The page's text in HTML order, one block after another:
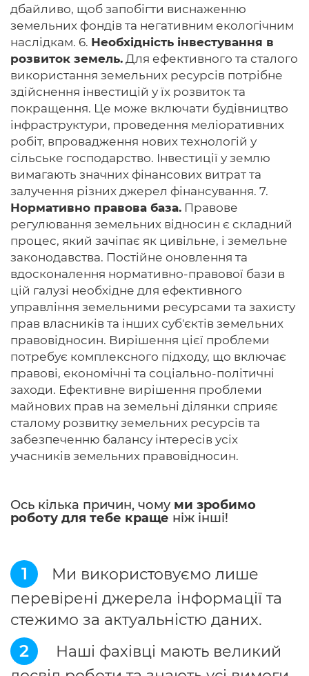
дбайливо, щоб запобігти виснаженню
земельних фондів та негативним екологічним
наслідкам. 6. Необхідність інвестування в
розвиток земель. Для ефективного та сталого
використання земельних ресурсів потрібне
здійснення інвестицій у їх розвиток та
покращення. Це може включати будівництво
інфраструктури, проведення меліоративних
робіт, впровадження нових технологій у
сільське господарство. Інвестиції у землю
вимагають значних фінансових витрат та
залучення різних джерел фінансування. 7.
Нормативно правова база. Правове
регулювання земельних відносин є складний
процес, який зачіпає як цивільне, і земельне
законодавства. Постійне оновлення та
вдосконалення нормативно-правової бази в
цій галузі необхідне для ефективного
управління земельними ресурсами та захисту
прав власників та інших суб'єктів земельних
правовідносин. Вирішення цієї проблеми
потребує комплексного підходу, що включає
правові, економічні та соціально-політичні
заходи. Ефективне вирішення проблеми
майнових прав на земельні ділянки сприяє
сталому розвитку земельних ресурсів та
забезпеченню балансу інтересів усіх
учасників земельних правовідносин.
Ось кілька причин, чому ми зробимо
роботу для тебе краще ніж інші!
1
Ми використовуємо лише
перевірені джерела інформації та
стежимо за актуальністю даних.
2
Наші фахівці мають великий